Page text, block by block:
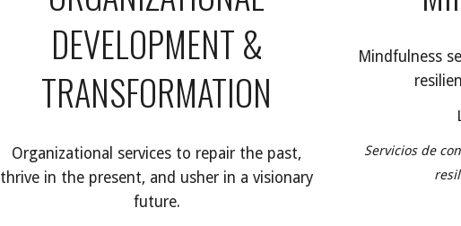
DEVELOPMENT &
TRANSFORMATION
Organizational services to repair the past,
thrive in the present, and usher in a visionary
future.
Mindfulness
Servicios de